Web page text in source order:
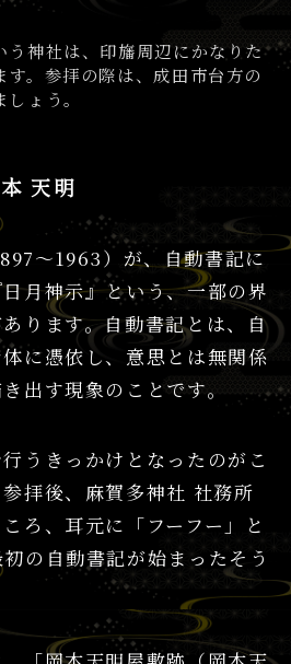
う神社は、印旛周辺にかなりた
す。参拝の際は、成田市台方の
ょう。
天明
～1963）が、自動書記に
月神示』という、一部の界
ります。自動書記とは、自
に憑依し、意思とは無関係
出す現象のことです。
うきっかけとなったのがこ
拝後、麻賀多神社 社務所
ろ、耳元に「フーフー」と
の自動書記が始まったそう